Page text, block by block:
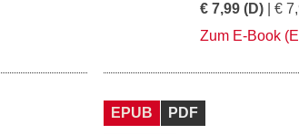
€ 7,99 (D) | €
Zum E-Book
EPUB
PDF